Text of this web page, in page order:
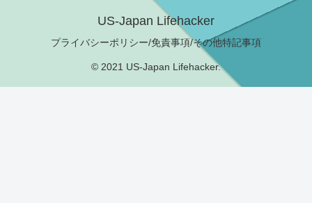
US-Japan Lifehacker
プライバシーポリシー/免責事項/その他特記事項
© 2021 US-Japan Lifehacker.